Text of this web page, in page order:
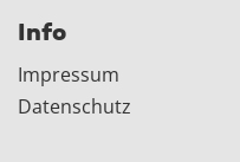
Info
Impressum
Datenschutz